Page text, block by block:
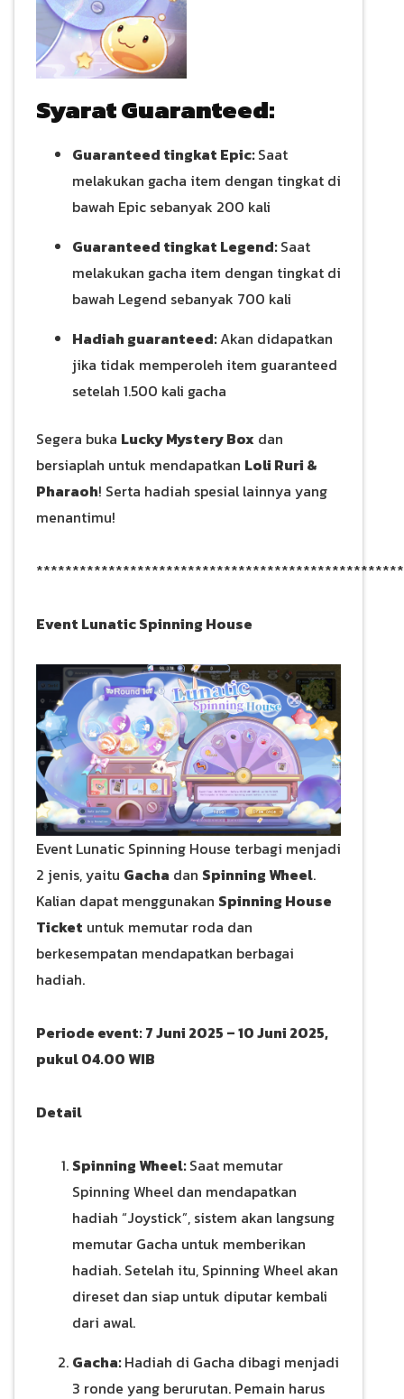
Syarat Guaranteed:
Guaranteed tingkat Epic:Saat
melakukan gacha item dengan tingkat di
bawah Epic sebanyak 200 kali
Guaranteed tingkat Legend:Saat
melakukan gacha item dengan tingkat di
bawah Legend sebanyak 700 kali
Hadiah guaranteed:Akan didapatkan
jika tidak memperoleh item guaranteed
setelah 1.500 kali gacha
Segera buka Lucky Mystery Box dan
bersiaplah untuk mendapatkan Loli Ruri &
Pharaoh! Serta hadiah spesial lainnya yang
menantimu!
Event Lunatic Spinning House
Event Lunatic Spinning House terbagi menjadi
2 jenis, yaitu Gacha dan Spinning Wheel.
Kalian dapat menggunakan Spinning House
Ticket untuk memutar roda dan
berkesempatan mendapatkan berbagai
hadiah.
Periode event: 7 Juni 2025 – 10 Juni 2025,
pukul 04.00 WIB
Detail
Spinning Wheel:Saat memutar
Spinning Wheel dan mendapatkan
hadiah “Joystick”, sistem akan langsung
memutar Gacha untuk memberikan
hadiah. Setelah itu, Spinning Wheel akan
direset dan siap untuk diputar kembali
dari awal.
Gacha:Hadiah di Gacha dibagi menjadi
3 ronde yang berurutan. Pemain harus